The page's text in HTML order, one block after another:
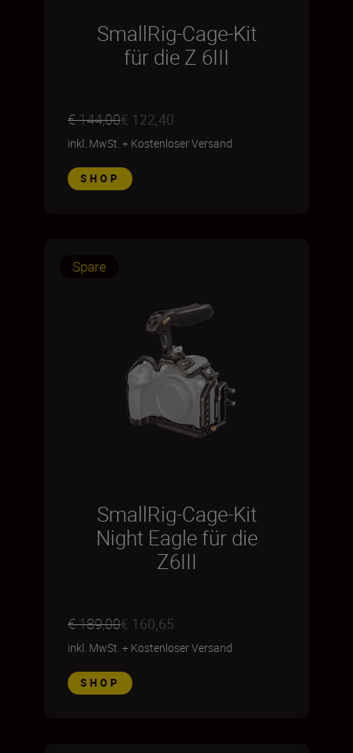
SmallRig-Cage-Kit
für die Z 6III
€ 144,00€ 122,40
inkl. MwSt. + Kostenloser Versand
SHOP
Spare
SmallRig-Cage-Kit
Night Eagle für die
Z6III
€ 189,00€ 160,65
inkl. MwSt. + Kostenloser Versand
SHOP